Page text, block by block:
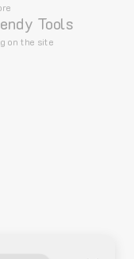
Tools
on the site